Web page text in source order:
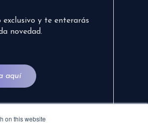
on this website
exclusivo y te enterarás
novedad.
aquí